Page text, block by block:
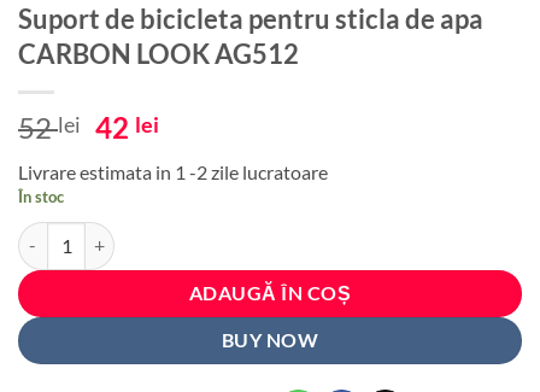
Suport de bicicleta pentru sticla de apa
CARBON LOOK AG512
52lei Prețul
a
fost:
52 lei.
42 lei
este:
Livrare estimata in 1 -2 zile lucratoare
În stoc
Cantitate Suport de bicicleta pentru sticla de apa CARBON LOOK
ADAUGĂ ÎN COȘ
BUY NOW